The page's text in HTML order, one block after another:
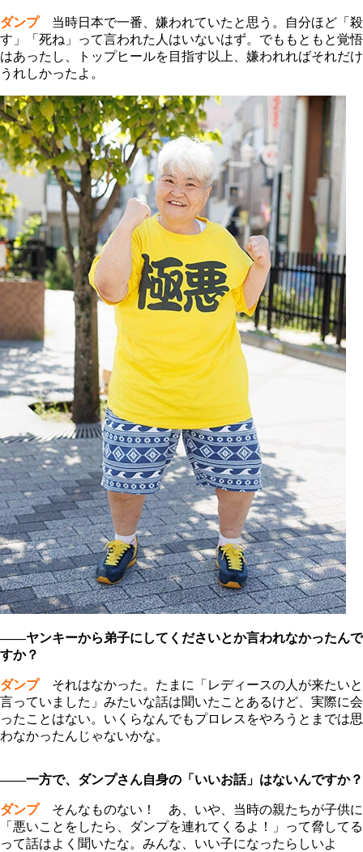
ダンプ当時日本で一番、嫌われていたと思う。自分ほど「殺
す」「死ね」って言われた人はいないはず。でももともと覚悟
はあったし、トップヒールを目指す以上、嫌われればそれだけ
うれしかったよ。
――ヤンキーから弟子にしてくださいとか言われなかったんで
すか？
ダンプそれはなかった。たまに「レディースの人が来たいと
言っていました」みたいな話は聞いたことあるけど、実際に会
ったことはない。いくらなんでもプロレスをやろうとまでは思
わなかったんじゃないかな。
――一方で、ダンプさん自身の「いいお話」はないんですか？
ダンプそんなものない！ あ、いや、当時の親たちが子供に
「悪いことをしたら、ダンプを連れてくるよ！」って脅してる
って話はよく聞いたな。みんな、いい子になったらしいよ